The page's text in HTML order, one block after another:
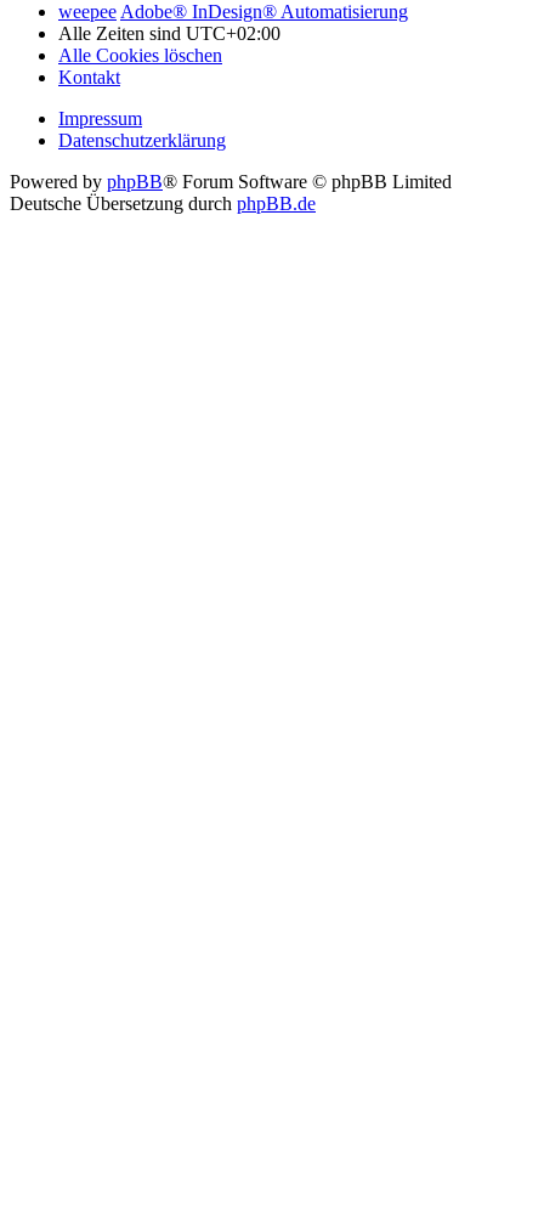
weepeeAdobe® InDesign® Automatisierung
Alle Zeiten sind UTC+02:00
Alle Cookies löschen
Kontakt
Impressum
Datenschutzerklärung
Powered by phpBB® Forum Software © phpBB Limited
Deutsche Übersetzung durch phpBB.de